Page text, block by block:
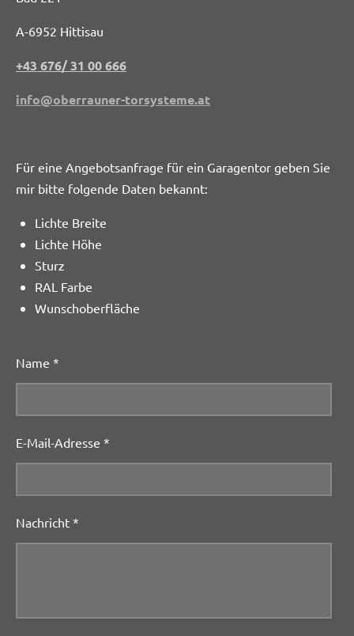
A-6952 Hittisau
+43 676/ 31 00 666
info@oberrauner-torsysteme.at
Für eine Angebotsanfrage für ein Garagentor geben Sie
mir bitte folgende Daten bekannt:
Lichte Breite
Lichte Höhe
Sturz
RAL Farbe
Wunschoberfläche
Name *
E-Mail-Adresse *
Nachricht *